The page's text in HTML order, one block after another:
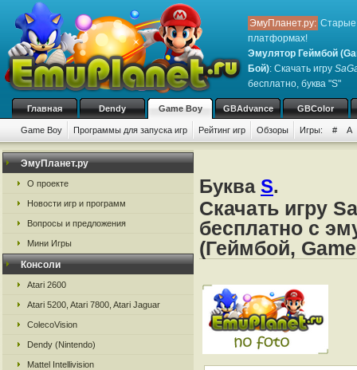
ЭмуПланет.ру: Старые
платформах!
Эмулятор Геймбой
Бой): Скачать игру
бесплатно, буква "S"
Главная Dendy Game Boy GBAdvance GBColor
Game Boy Программы для запуска игр Рейтинг игр Обзоры Игры: # A
ЭмуПланет.ру
О проекте
Новости игр и программ
Вопросы и предложения
Мини Игры
Консоли
Atari 2600
Atari 5200, Atari 7800, Atari Jaguar
ColecoVision
Dendy (Nintendo)
Mattel Intellivision
Буква S.
Скачать игру
бесплатно с
(Геймбой,